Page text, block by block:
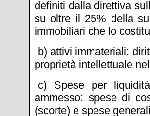
definiti dalla direttiva
su oltre il 25% della
immobiliari che lo
b) attivi immateriali:
proprietà intellettuale
c) Spese per
ammesso: spese di
(scorte) e spese